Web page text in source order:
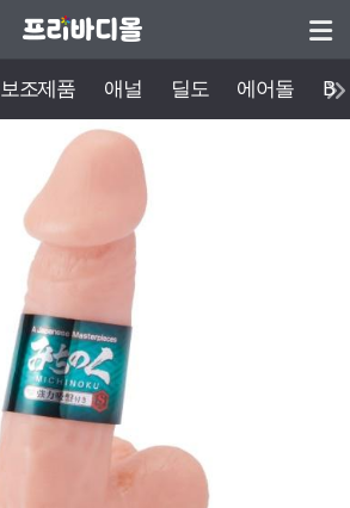
보조제품 애널 딜도 에어돌